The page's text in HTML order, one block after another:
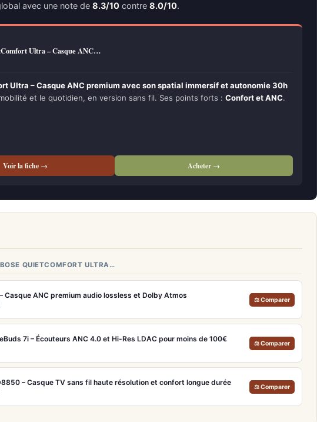
avec une note de 8.3/10 contre 8.0/10.
Ultra – Casque ANC…
Ultra – Casque ANC premium avec son spatial immersif et autonomie 30h
et le quotidien, en version sans fil. Ses points forts : Confort et ANC.
Voir la fiche → Acheter →
QUIETCOMFORT ULTRA…
Casque ANC premium audio lossless et Dolby Atmos
⚖ Comparer
7i – Écouteurs ANC 4.0 et Hi-Res LDAC pour moins de 100€
⚖ Comparer
– Casque TV sans fil haute résolution et confort longue durée
⚖ Comparer